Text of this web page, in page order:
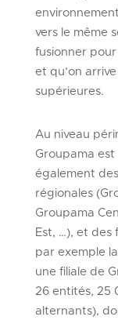
vers le même
fusionner pour
et qu’on
supérieures.
Au niveau
Groupama est
également
régionales
Groupama
Est, …), et des
par exemple
une filiale de
26 entités, 25
alternants),